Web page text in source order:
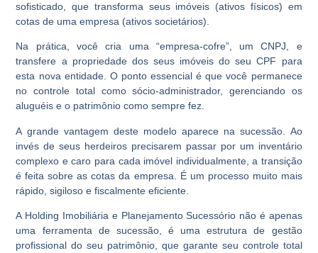
sofisticado, que transforma seus imóveis (ativos físicos) em
cotas de uma empresa (ativos societários).
Na prática, você cria uma “empresa-cofre”, um CNPJ, e
transfere a propriedade dos seus imóveis do seu CPF para
esta nova entidade. O ponto essencial é que você permanece
no controle total como sócio-administrador, gerenciando os
aluguéis e o patrimônio como sempre fez.
A grande vantagem deste modelo aparece na sucessão. Ao
invés de seus herdeiros precisarem passar por um inventário
complexo e caro para cada imóvel individualmente, a transição
é feita sobre as cotas da empresa. É um processo muito mais
rápido, sigiloso e fiscalmente eficiente.
A Holding Imobiliária e Planejamento Sucessório não é apenas
uma ferramenta de sucessão, é uma estrutura de gestão
profissional do seu patrimônio, que garante seu controle total